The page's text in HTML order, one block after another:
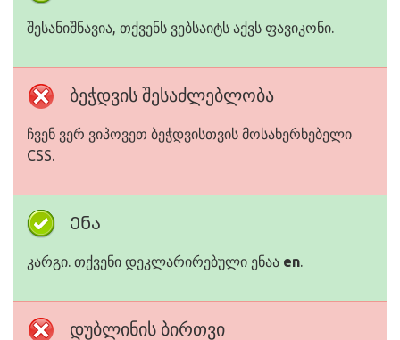
შესანიშნავია, თქვენს ვებსაიტს აქვს ფავიკონი.
ბეჭდვის შესაძლებლობა
ჩვენ ვერ ვიპოვეთ ბეჭდვისთვის მოსახერხებელი
CSS.
Ენა
კარგი. თქვენი დეკლარირებული ენაა en.
დუბლინის ბირთვი